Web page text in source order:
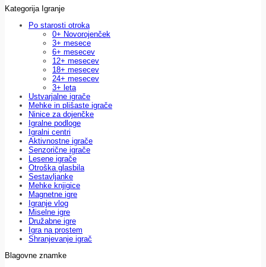
Kategorija Igranje
Po starosti otroka
0+ Novorojenček
3+ mesece
6+ mesecev
12+ mesecev
18+ mesecev
24+ mesecev
3+ leta
Ustvarjalne igrače
Mehke in plišaste igrače
Ninice za dojenčke
Igralne podloge
Igralni centri
Aktivnostne igrače
Senzorične igrače
Lesene igrače
Otroška glasbila
Sestavljanke
Mehke knjigice
Magnetne igre
Igranje vlog
Miselne igre
Družabne igre
Igra na prostem
Shranjevanje igrač
Blagovne znamke